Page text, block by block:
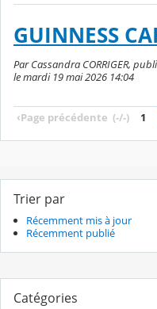
GUINNESS
Par Cassandra CORRIGER,
le mardi 19 mai 2026 14:04
‹Page précédente (-/-) 1
Trier par
Récemment mis à jour
Récemment publié
Catégories